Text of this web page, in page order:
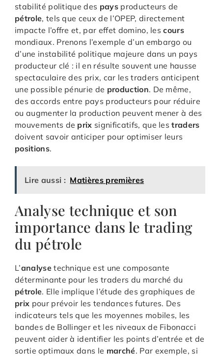
stabilité politique des paysproducteurs de
pétrole, tels que ceux de l’OPEP, directement
impacte l’offre et, par effet domino, lescours
mondiaux. Prenons l’exemple d’un embargo ou
d’une instabilité politique majeure dans un pays
producteur clé : il en résulte souvent une hausse
spectaculaire des prix, car les traders anticipent
une possible pénurie de production. De même,
des accords entre pays producteurs pour réduire
ou augmenter la production peuvent mener à des
mouvements de prix significatifs, que lestraders
doivent savoir anticiper pour optimiser leurs
positions.
Lire aussi : Matières premières
Analyse technique et son
importance dans le trading
du pétrole
L’analysetechnique est une composante
déterminante pour les traders du marché du
pétrole. Elle implique l’étude des graphiques de
prix pour prévoir les tendances futures. Des
indicateurs tels que les moyennes mobiles, les
bandes de Bollinger et les niveaux de Fibonacci
peuvent aider à identifier les points d’entrée et de
sortie optimaux dans le marché. Par exemple, si